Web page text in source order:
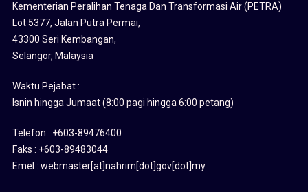
Kementerian Peralihan Tenaga Dan Transformasi Air (PETRA)
Lot 5377, Jalan Putra Permai,
43300 Seri Kembangan,
Selangor, Malaysia
Waktu Pejabat :
Isnin hingga Jumaat (8:00 pagi hingga 6:00 petang)
Telefon : +603-89476400
Faks : +603-89483044
Emel : webmaster[at]nahrim[dot]gov[dot]my